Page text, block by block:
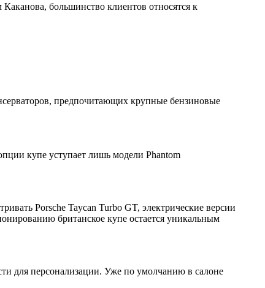
большинство клиентов относятся к
предпочитающих крупные бензиновые
купе уступает лишь модели Phantom
Porsche Taycan Turbo GT, электрические версии
британское купе остается уникальным
для персонализации. Уже по умолчанию в салоне